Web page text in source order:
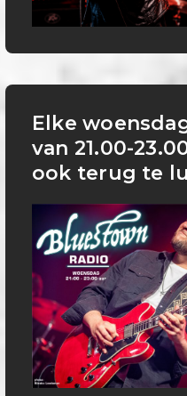
Elke
van 21.00-
ook terug te